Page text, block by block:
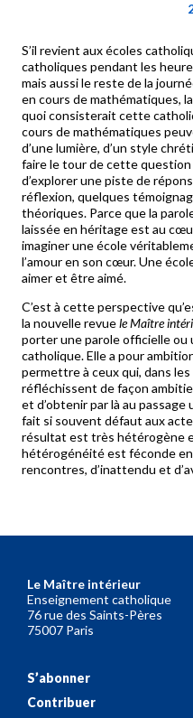
S’il revient aux écoles
catholiques pendant les
mais aussi le reste de la
en cours de mathématiques,
quoi consisterait cette
cours de mathématiques
d’une lumière, d’un style
faire le tour de cette question
d’explorer une piste de
réflexion, quelques
théoriques. Parce que la
laissée en héritage est au
imaginer une école
l’amour en son cœur. Une
aimer et être aimé.
C’est à cette perspective
la nouvelle revuele Maître
porter une parole officielle ou
catholique. Elle a pour
permettre à ceux qui, dans
réfléchissent de façon
et d’obtenir par là au
fait si souvent défaut aux
résultat est très hétérogène
hétérogénéité est féconde
rencontres, d’inattendu et
Le Maître intérieur
Enseignement catholique
76 rue des Saints-Pères
75007 Paris
S’abonner
Contribuer